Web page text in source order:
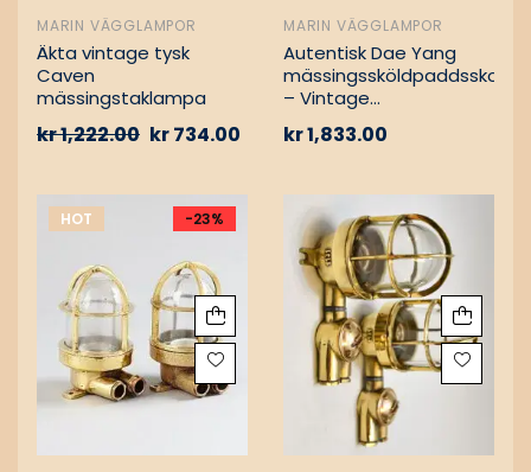
MARIN VÄGGLAMPOR
Äkta vintage tysk
Caven
mässingstaklampa
kr1,222.00 kr734.00
MARIN VÄGGLAMPOR
Autentisk Dae Yang
– Vintage
kr1,833.00
HOT -23%